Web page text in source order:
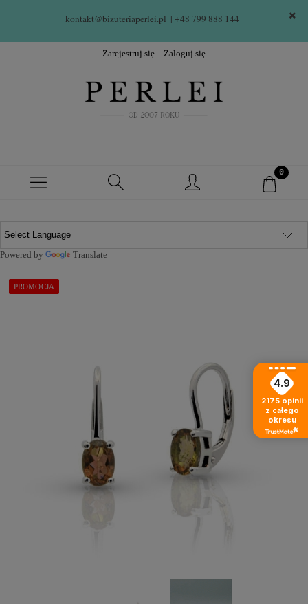
kontakt@bizuteriaperlei.pl | +48 799 888 144
Zarejestruj się Zaloguj się
Powered by Translate
PROMOCJA
4.9
2175 opinii
z całego
okresu